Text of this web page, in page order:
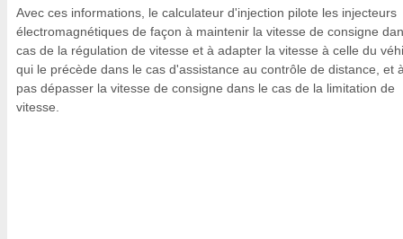
Avec ces informations, le calculateur d'injection pilote les injecteurs
électromagnétiques de façon à maintenir la vitesse de consigne
cas de la régulation de vitesse et à adapter la vitesse à celle du
qui le précède dans le cas d'assistance au contrôle de distance, et
pas dépasser la vitesse de consigne dans le cas de la limitation de
vitesse.